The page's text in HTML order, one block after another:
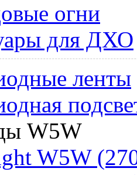
огни
для ДХО
ленты
W5W
W5W